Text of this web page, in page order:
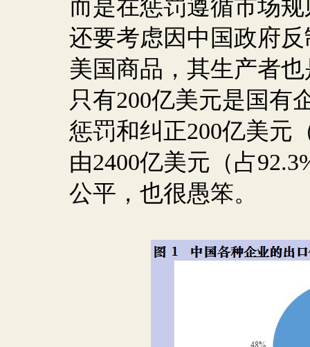
而是在惩罚遵循市场
还要考虑因中国政府
美国商品，其生产者
只有200亿美元是国有
惩罚和纠正200亿美元
由2400亿美元（占
公平，也很愚笨。